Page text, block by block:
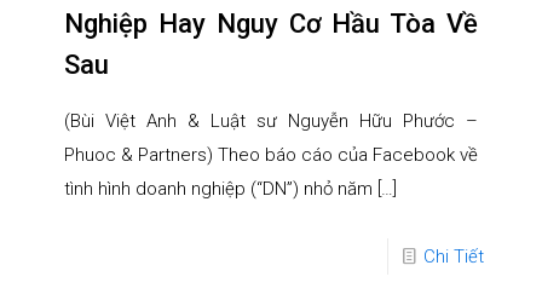
Nghiệp Hay Nguy Cơ Hầu Tòa Về
Sau
(Bùi Việt Anh & Luật sư Nguyễn Hữu Phước –
Phuoc & Partners) Theo báo cáo của Facebook về
tình hình doanh nghiệp (“DN”) nhỏ năm […]
Chi Tiết